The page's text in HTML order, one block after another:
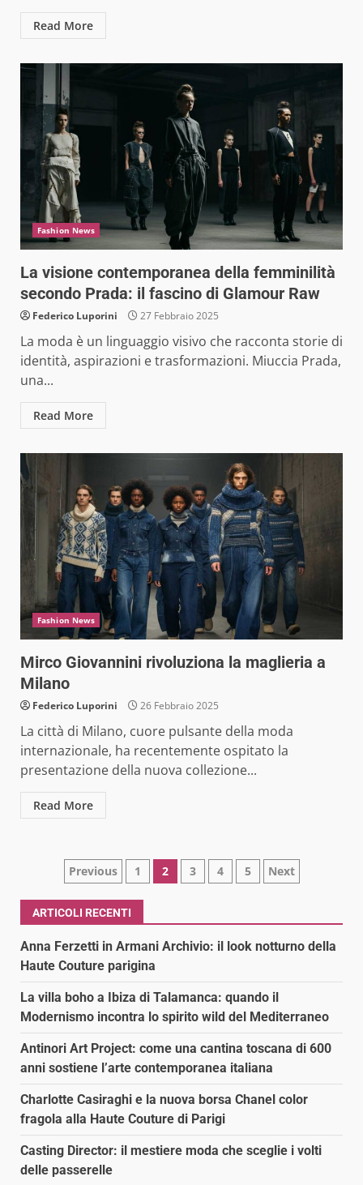
Read More
Fashion News
La visione contemporanea della femminilità
secondo Prada: il fascino di Glamour Raw
Federico Luporini 27 Febbraio 2025
La moda è un linguaggio visivo che racconta storie di
identità, aspirazioni e trasformazioni. Miuccia Prada,
una...
Read More
Fashion News
Mirco Giovannini rivoluziona la maglieria a
Milano
Federico Luporini 26 Febbraio 2025
La città di Milano, cuore pulsante della moda
internazionale, ha recentemente ospitato la
presentazione della nuova collezione...
Read More
Paginazione
degli
articoli
Previous 1 2 3 4 5 Next
ARTICOLI RECENTI
Anna Ferzetti in Armani Archivio: il look notturno della
Haute Couture parigina
La villa boho a Ibiza di Talamanca: quando il
Modernismo incontra lo spirito wild del Mediterraneo
Antinori Art Project: come una cantina toscana di 600
anni sostiene l’arte contemporanea italiana
Charlotte Casiraghi e la nuova borsa Chanel color
fragola alla Haute Couture di Parigi
Casting Director: il mestiere moda che sceglie i volti
delle passerelle